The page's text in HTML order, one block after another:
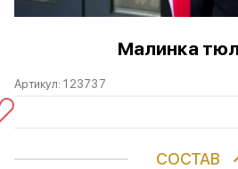
Малинка
Артикул:123737
СОСТАВ